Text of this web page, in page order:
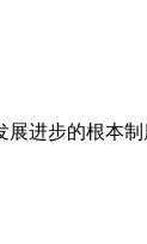
进步的根本